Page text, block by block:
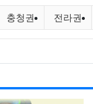
포인트
충청권 전라권